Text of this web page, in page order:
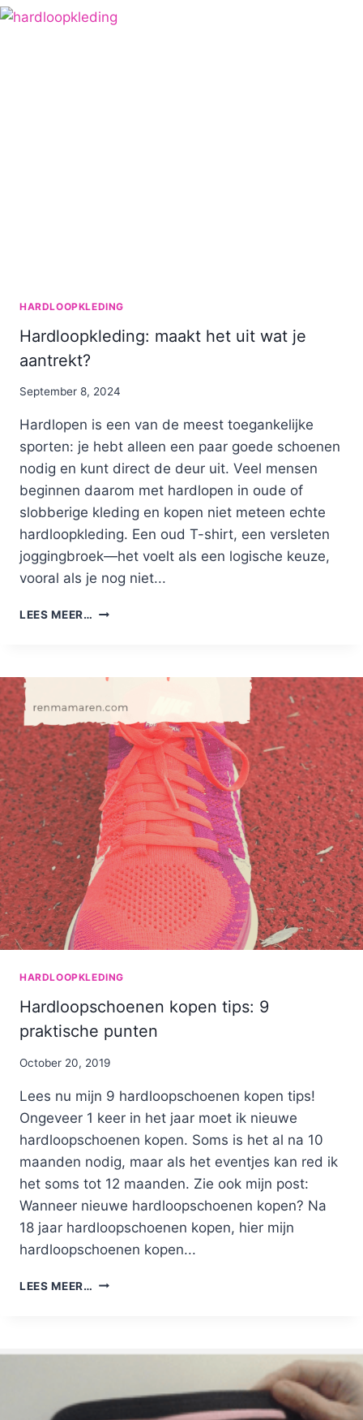
HARDLOOPKLEDING
Hardloopkleding: maakt het uit wat je
aantrekt?
By
September 8, 2024
Hardlopen is een van de meest toegankelijke
sporten: je hebt alleen een paar goede schoenen
nodig en kunt direct de deur uit. Veel mensen
beginnen daarom met hardlopen in oude of
slobberige kleding en kopen niet meteen echte
hardloopkleding. Een oud T-shirt, een versleten
joggingbroek—het voelt als een logische keuze,
vooral als je nog niet...
LEES MEER… HARDLOOPKLEDING:
WAT
AANTREKT?
HARDLOOPKLEDING
Hardloopschoenen kopen tips: 9
praktische punten
By
October 20, 2019
Lees nu mijn 9 hardloopschoenen kopen tips!
Ongeveer 1 keer in het jaar moet ik nieuwe
hardloopschoenen kopen. Soms is het al na 10
maanden nodig, maar als het eventjes kan red ik
het soms tot 12 maanden. Zie ook mijn post:
Wanneer nieuwe hardloopschoenen kopen? Na
18 jaar hardloopschoenen kopen, hier mijn
hardloopschoenen kopen...
LEES MEER… HARDLOOPSCHOENEN
PRAKTISCHE